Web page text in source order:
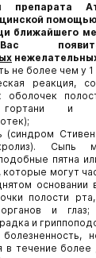
препарата
ближайшего
не более чем у
реакция,
оболочек
и
(синдром
Сыпь
пятна
которые могут
основании
полости
и
и
в течение